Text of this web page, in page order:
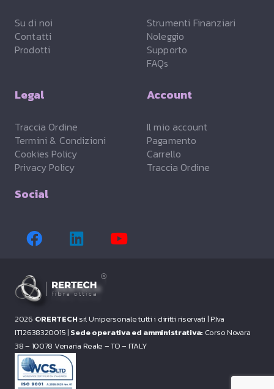
Su di noi
Contatti
Prodotti
Strumenti Finanziari
Noleggio
Supporto
FAQs
Legal
Traccia Ordine
Termini & Condizioni
Cookies Policy
Privacy Policy
Account
Il mio account
Pagamento
Carrello
Traccia Ordine
Social
2026 ©RERTECHsrl Unipersonale tutti i diritti riservati |P.Iva
IT12638320015 | Sede operativa ed amministrativa: Corso Novara
38 – 10078 Venaria Reale – TO – ITALY